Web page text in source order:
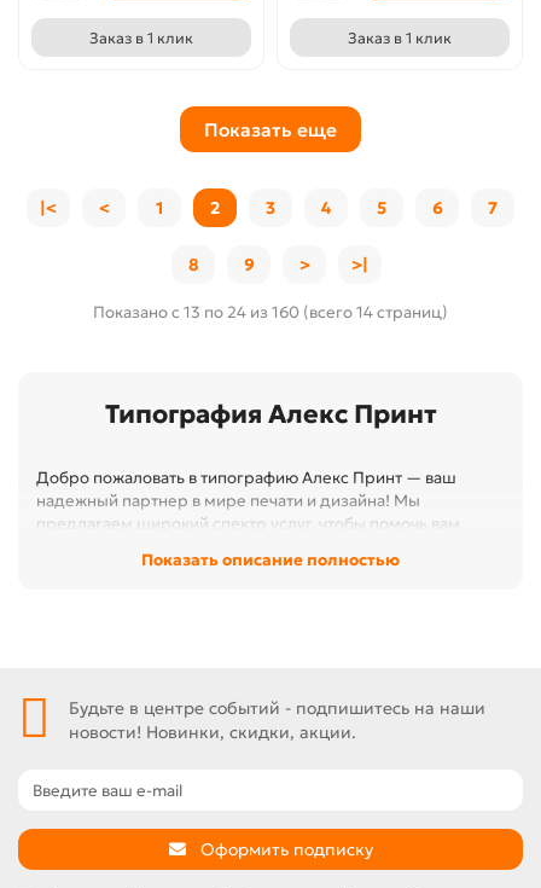
Заказ в 1 клик Заказ в 1 клик
Показать еще
|< < 1 2 3 4 5 6 7
8 9 > >|
Показано с 13 по 24 из 160 (всего 14 страниц)
Типография Алекс Принт
Добро пожаловать в типографию Алекс Принт — ваш
надежный партнер в мире печати и дизайна! Мы
предлагаем широкий спектр услуг, чтобы помочь вам
команда профессионалов готова предложить
Показать описание полностью
Будьте в центре событий - подпишитесь на наши
новости! Новинки, скидки, акции.
Оформить подписку